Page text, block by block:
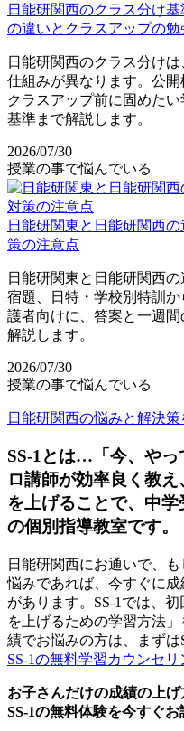
日能研関西のクラス分け
の違いとクラスアップの勉
日能研関西のクラス分け
仕組みが異なります。公開
クラスアップ前に固めた
基準まで解説します。
2026/07/30
授業の事で悩んでいる
日能研関東と日能研関西
策の注意点
日能研関東と日能研関西
宿題、日特・学校別特訓
護者向けに、答案と一週
解説します。
2026/07/30
授業の事で悩んでいる
日能研関西の悩みと解決
SS-1とは…「今、や
ロ講師が効率良く教
を上げることで、中
の個別指導教室です。
日能研関西にお通いで、
悩みであれば、今すぐに
があります。SS-1では、
を上げるための学習方法
績でお悩みの方は、まずは
SS-1の無料学習カウンセ
お子さんだけの成績の上げ
SS-1の無料体験を今すぐお